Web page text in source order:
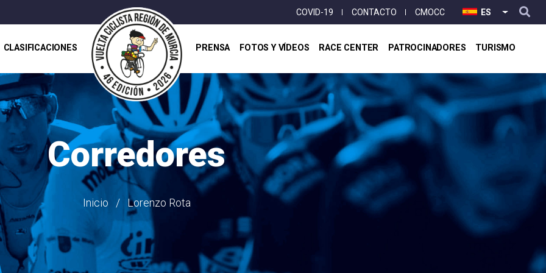
ES LISTA
User
account
COVID-19 CONTACTO CMOCC
CLASIFICACIONES PRENSA FOTOS Y VÍDEOS RACE CENTER PATROCINADORES TURISMO
Corredores
Inicio Lorenzo Rota